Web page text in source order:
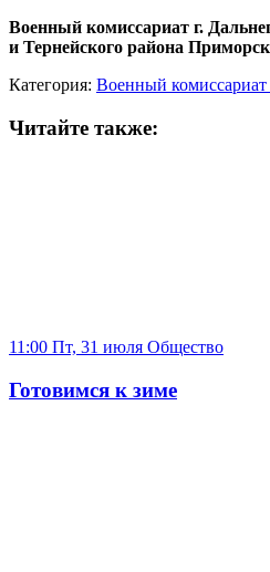
Военный комиссариат г.
и Тернейского района
Категория: Военный
Читайте также:
11:00 Пт, 31 июля Общество
Готовимся к зиме